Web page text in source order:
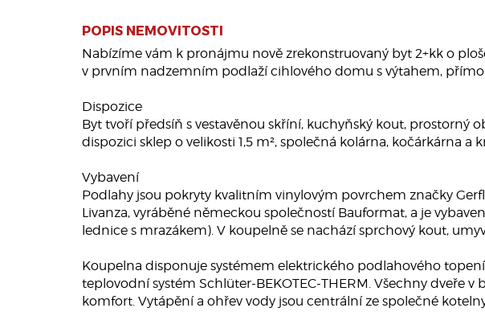
POPIS NEMOVITOSTI
Nabízíme vám k pronájmu nově zrekonstruovaný byt 2+kk o
v prvním nadzemním podlaží cihlového domu s výtahem, přímo
Dispozice
Byt tvoří předsíň s vestavěnou skříní, kuchyňský kout,
dispozici sklep o velikosti 1,5 m², společná kolárna, kočárkárna a
Vybavení
Podlahy jsou pokryty kvalitním vinylovým povrchem značky
Livanza, vyráběné německou společností Bauformat, a je
lednice s mrazákem). V koupelně se nachází sprchový kout,
Koupelna disponuje systémem elektrického podlahového
teplovodní systém Schlüter-BEKOTEC-THERM. Všechny dveře
komfort. Vytápění a ohřev vody jsou centrální ze společné